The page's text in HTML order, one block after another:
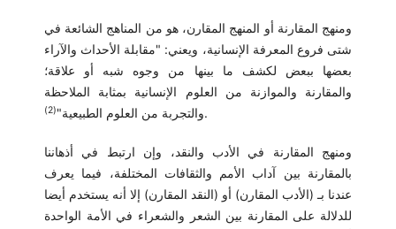
ومنهج المقارنة أو المنهج المقارن، هو من المناهج الشائعة في
شتى فروع المعرفة الإنسانية، ويعني: "مقابلة الأحداث والآراء
بعضها ببعض لكشف ما بينها من وجوه شبه أو علاقة؛
والمقارنة والموازنة من العلوم الإنسانية بمثابة الملاحظة
والتجربة من العلوم الطبيعية"(2) .
ومنهج المقارنة في الأدب والنقد، وإن ارتبط في أذهاننا
بالمقارنة بين آداب الأمم والثقافات المختلفة، فيما يعرف
عندنا بـ (الأدب المقارن) أو (النقد المقارن) إلا أنه يستخدم أيضا
للدلالة على المقارنة بين الشعر والشعراء في الأمة الواحدة